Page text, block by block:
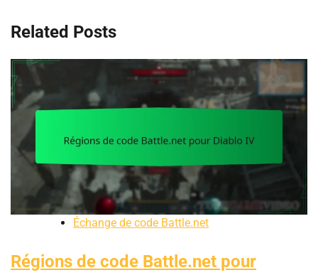
Related Posts
Échange de code Battle.net
Régions de code Battle.net pour